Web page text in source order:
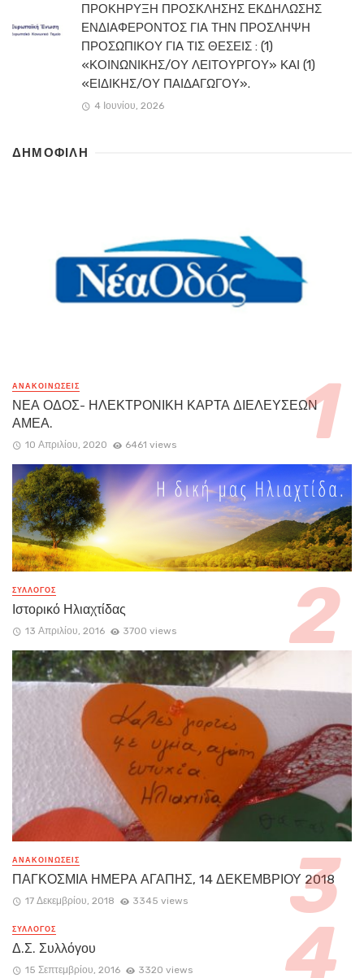
ΠΡΟΚΗΡΥΞΗ ΠΡΟΣΚΛΗΣΗΣ ΕΚΔΗΛΩΣΗΣ
ΕΝΔΙΑΦΕΡΟΝΤΟΣ ΓΙΑ ΤΗΝ ΠΡΟΣΛΗΨΗ
ΠΡΟΣΩΠΙΚΟΥ ΓΙΑ ΤΙΣ ΘΕΣΕΙΣ : (1)
«ΚΟΙΝΩΝΙΚΗΣ/ΟΥ ΛΕΙΤΟΥΡΓΟΥ» ΚΑΙ (1)
«ΕΙΔΙΚΗΣ/ΟΥ ΠΑΙΔΑΓΩΓΟΥ».
4 Ιουνίου, 2026
ΔΗΜΟΦΙΛΗ
ΑΝΑΚΟΙΝΏΣΕΙΣ
ΝΕΑ ΟΔΟΣ- ΗΛΕΚΤΡΟΝΙΚΗ ΚΑΡΤΑ ΔΙΕΛΕΥΣΕΩΝ
ΑΜΕΑ.
10 Απριλίου, 2020 6461 views
ΣΥΛΛΟΓΟΣ
Ιστορικό Ηλιαχτίδας
13 Απριλίου, 2016 3700 views
ΑΝΑΚΟΙΝΏΣΕΙΣ
ΠΑΓΚΟΣΜΙΑ ΗΜΕΡΑ ΑΓΑΠΗΣ, 14 ΔΕΚΕΜΒΡΙΟΥ 2018
17 Δεκεμβρίου, 2018 3345 views
ΣΥΛΛΟΓΟΣ
Δ.Σ. Συλλόγου
15 Σεπτεμβρίου, 2016 3320 views